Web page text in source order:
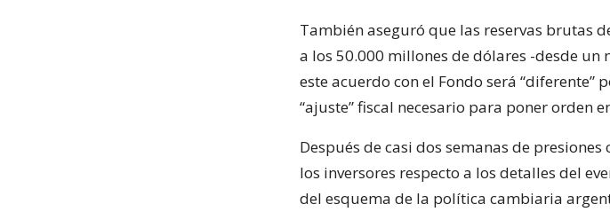
También aseguró que las reservas brutas
a los 50.000 millones de dólares -desde
este acuerdo con el Fondo será “diferente”
“ajuste” fiscal necesario para poner orden
Después de casi dos semanas de
los inversores respecto a los detalles del
del esquema de la política cambiaria